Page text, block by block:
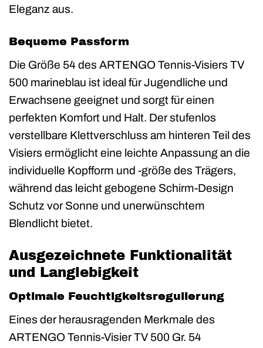
Eleganz aus.
Bequeme Passform
Die Größe 54 des ARTENGO Tennis-Visiers TV
500 marineblau ist ideal für Jugendliche und
Erwachsene geeignet und sorgt für einen
perfekten Komfort und Halt. Der stufenlos
verstellbare Klettverschluss am hinteren Teil des
Visiers ermöglicht eine leichte Anpassung an die
individuelle Kopfform und -größe des Trägers,
während das leicht gebogene Schirm-Design
Schutz vor Sonne und unerwünschtem
Blendlicht bietet.
Ausgezeichnete Funktionalität
und Langlebigkeit
Optimale Feuchtigkeitsregulierung
Eines der herausragenden Merkmale des
ARTENGO Tennis-Visier TV 500 Gr. 54